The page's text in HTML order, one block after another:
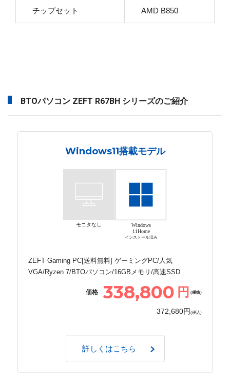
チップセット AMD B850
BTOパソコン ZEFT R67BH シリーズのご紹介
Windows11搭載モデル
モニタなし
Windows
11Home
インストール済み
ZEFT Gaming PC[送料無料] ゲーミングPC/人気
VGA/Ryzen 7/BTOパソコン/16GBメモリ/高速SSD
価格 338,800 円 (税抜)
372,680円 (税込)
詳しくはこちら